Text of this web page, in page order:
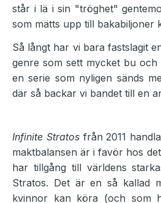
står i lä i sin "tröghet"
som mätts upp till bakabiljoner
Så långt har vi bara fastslagit
genre som sett mycket bu och
en serie som nyligen sänds
där så backar vi bandet till en
Infinite Stratosfrån 2011
maktbalansen är i favör hos
har tillgång till världens
Stratos. Det är en så kallad
kvinnor kan köra (och som